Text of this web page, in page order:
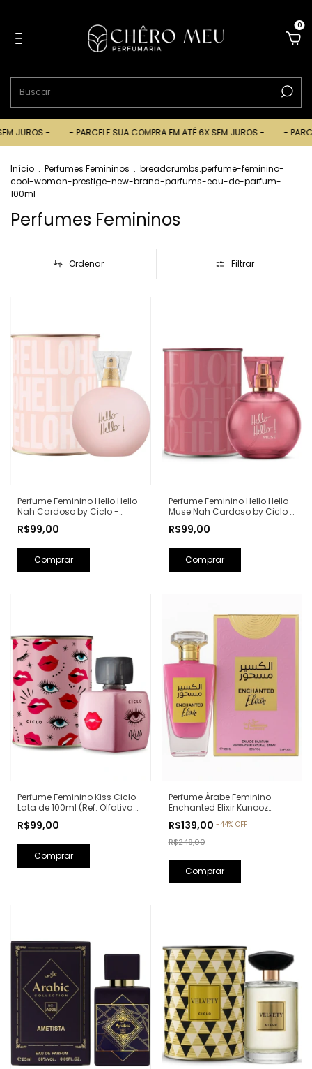
0
- - PARCELE SUA COMPRA EM ATÉ 6X SEM JUROS - - PARCELE
Início . Perfumes Femininos . breadcrumbs.perfume-feminino-
cool-woman-prestige-new-brand-parfums-eau-de-parfum-
100ml
Perfumes Femininos
Ordenar Filtrar
Perfume Feminino Hello Hello
Nah Cardoso by Ciclo -
R$99,00
Perfume Feminino Hello Hello
Muse Nah Cardoso by Ciclo -
R$99,00
Perfume Feminino Kiss Ciclo -
Lata de 100ml (Ref. Olfativa:
R$99,00
Perfume Árabe Feminino
Enchanted Elixir Kunooz
100ml (Ref. Olfativa: Chance
Eau de Parfum Chanel)
R$139,00 -44% OFF
R$249,00